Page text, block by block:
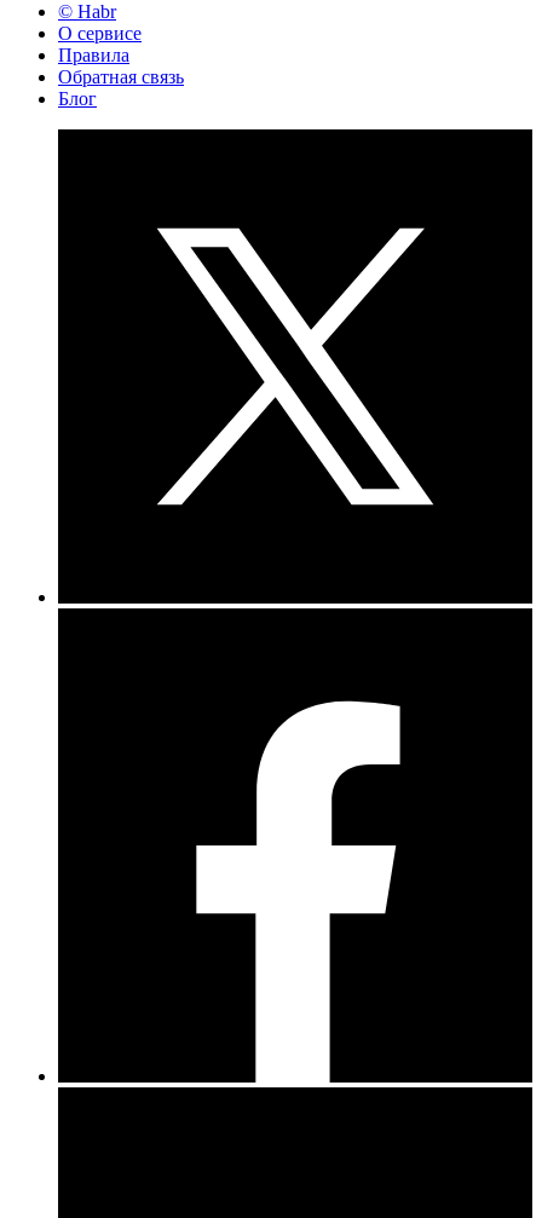
© Habr
О сервисе
Правила
Обратная связь
Блог